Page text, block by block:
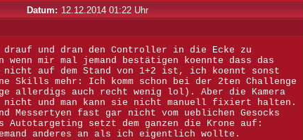
Datum: 12.12.2014 01:22 Uhr
und dran den Controller in die Ecke zu
wenn mir mal jemand bestätigen koennte dass das
nicht auf dem Stand von 1+2 ist, ich koennt sonst
Skills mehr: Ich komm schon bei der 2ten Challenge
allerdigs auch recht wenig lol). Aber die Kamera
und man kann sie nicht manuell fixiert halten.
Messertyen fast gar nicht vom ueblichen Gesocks
Autotargeting setzt dem ganzen die Krone auf:
anderes an als ich eigentlich wollte.